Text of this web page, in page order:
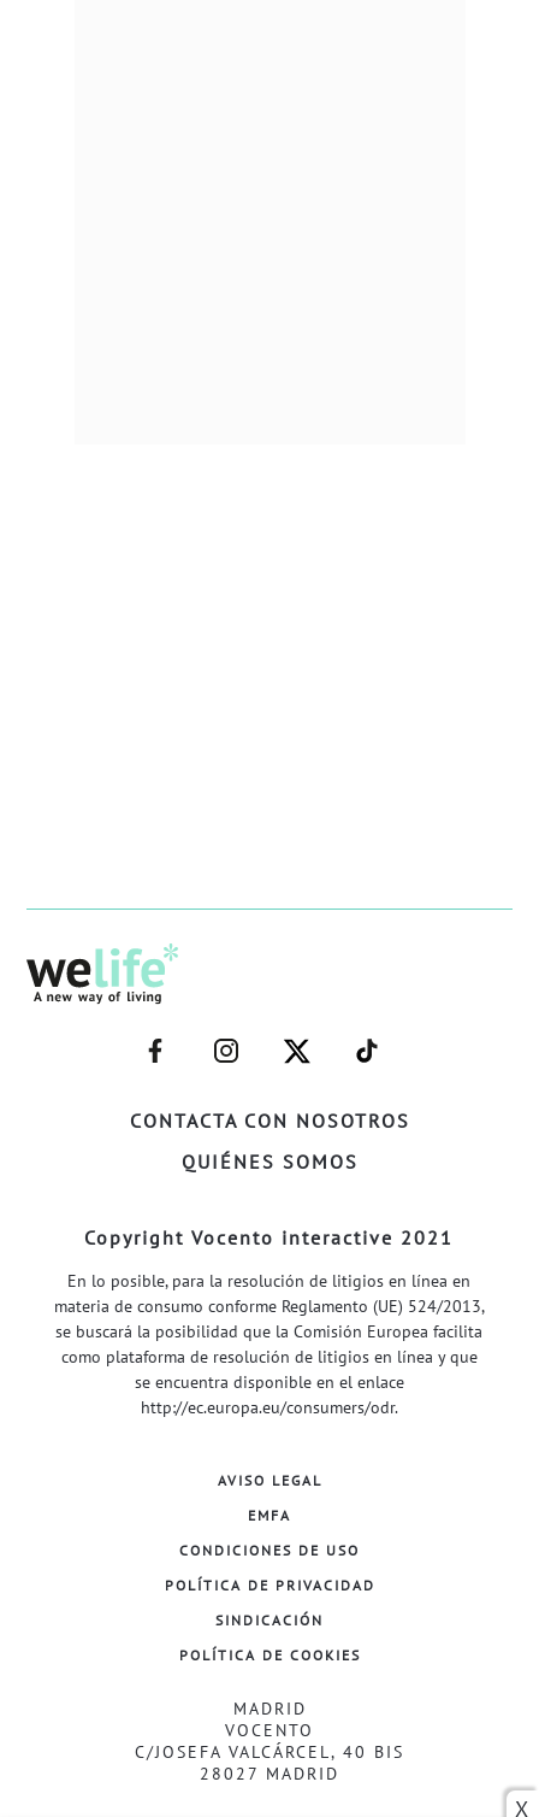
X
CONTACTA CON NOSOTROS
QUIÉNES SOMOS
–
FACEBOOK–
–
INSTAGRAM–
–
TWITTER–
–
WELIFE–
Copyright Vocento interactive 2021
En lo posible, para la resolución de litigios en línea en
materia de consumo conforme Reglamento (UE) 524/2013,
se buscará la posibilidad que la Comisión Europea facilita
como plataforma de resolución de litigios en línea y que
se encuentra disponible en el enlace
http://ec.europa.eu/consumers/odr.
AVISO LEGAL
EMFA
CONDICIONES DE USO
POLÍTICA DE PRIVACIDAD
SINDICACIÓN
POLÍTICA DE COOKIES
MADRID
VOCENTO
C/JOSEFA VALCÁRCEL, 40 BIS
28027 MADRID